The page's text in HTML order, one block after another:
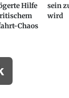
Hilfe
Chaos
sein
wird